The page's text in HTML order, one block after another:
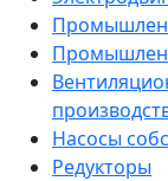
Насосы
Редукторы